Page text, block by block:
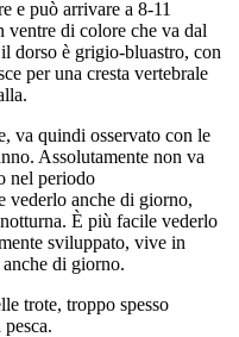
e può arrivare a 8-11
di colore che va dal
dorso è grigio-bluastro, con
per una cresta vertebrale
va quindi osservato con le
Assolutamente non va
nel periodo
vederlo anche di giorno,
È più facile vederlo
sviluppato, vive in
di giorno.
trote, troppo spesso